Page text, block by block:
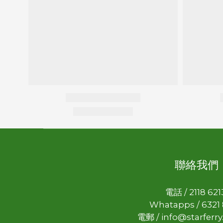
聯絡我們
電話 / 2118
Whatapps / 6321
電郵 /